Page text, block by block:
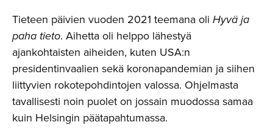
Tieteen päivien vuoden 2021 teemana oli Hyvä ja
paha tieto. Aihetta oli helppo lähestyä
ajankohtaisten aiheiden, kuten USA:n
presidentinvaalien sekä koronapandemian ja siihen
liittyvien rokotepohdintojen valossa. Ohjelmasta
tavallisesti noin puolet on jossain muodossa samaa
kuin Helsingin päätapahtumassa.